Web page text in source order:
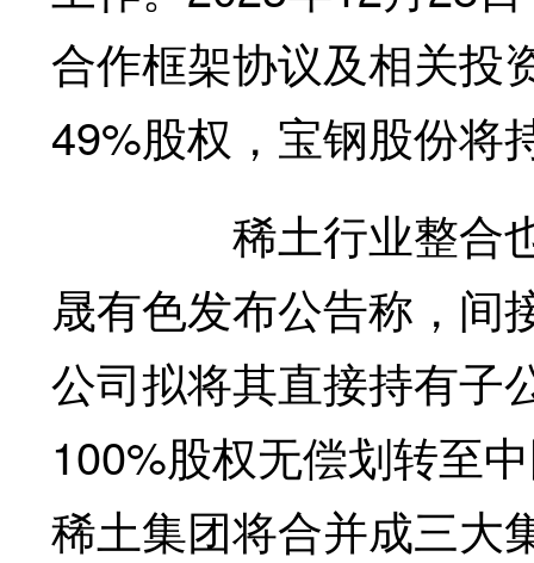
合作框架协议及相关投
49%股权，宝钢股份将
稀土行业整合也取
晟有色发布公告称，间
公司拟将其直接持有子
100%股权无偿划转至
稀土集团将合并成三大